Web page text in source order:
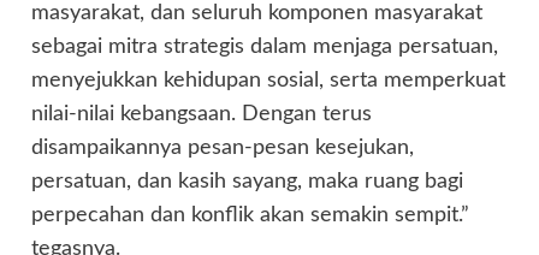
masyarakat, dan seluruh komponen masyarakat
sebagai mitra strategis dalam menjaga persatuan,
menyejukkan kehidupan sosial, serta memperkuat
nilai-nilai kebangsaan. Dengan terus
disampaikannya pesan-pesan kesejukan,
persatuan, dan kasih sayang, maka ruang bagi
perpecahan dan konflik akan semakin sempit.”
tegasnya.